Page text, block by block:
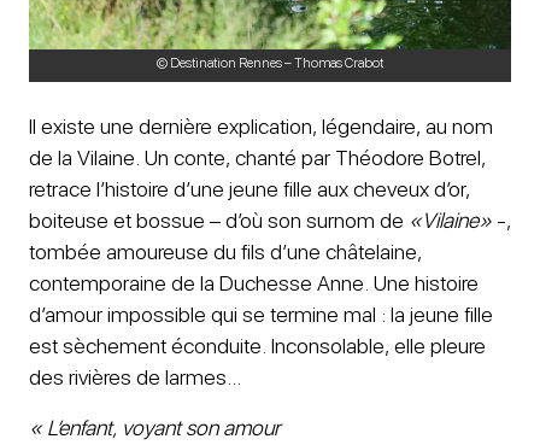
© Destination Rennes – Thomas Crabot
Il existe une dernière explication, légendaire, au nom
de la Vilaine. Un conte, chanté par Théodore Botrel,
retrace l’histoire d’une jeune fille aux cheveux d’or,
boiteuse et bossue – d’où son surnom de «Vilaine» -,
tombée amoureuse du fils d’une châtelaine,
contemporaine de la Duchesse Anne. Une histoire
d’amour impossible qui se termine mal : la jeune fille
est sèchement éconduite. Inconsolable, elle pleure
des rivières de larmes…
« L’enfant, voyant son amour